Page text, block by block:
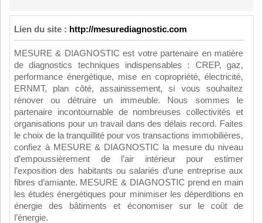
Lien du site : http://mesurediagnostic.com
MESURE & DIAGNOSTIC est votre partenaire en matière
de diagnostics techniques indispensables : CREP, gaz,
performance énergétique, mise en copropriété, électricité,
ERNMT, plan côté, assainissement, si vous souhaitez
rénover ou détruire un immeuble. Nous sommes le
partenaire incontournable de nombreuses collectivités et
organisations pour un travail dans des délais record. Faites
le choix de la tranquillité pour vos transactions immobilières,
confiez à MESURE & DIAGNOSTIC la mesure du niveau
d’empoussièrement de l’air intérieur pour estimer
l’exposition des habitants ou salariés d’une entreprise aux
fibres d’amiante. MESURE & DIAGNOSTIC prend en main
les études énergétiques pour minimiser les déperditions en
énergie des bâtiments et économiser sur le coût de
l’énergie.